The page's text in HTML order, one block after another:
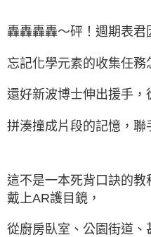
轟轟轟轟～砰！週期表君
忘記化學元素的收集任務
還好新波博士伸出援手，
拼湊撞成片段的記憶，聯
這不是一本死背口訣的教
戴上AR護目鏡，
從廚房臥室、公園街道